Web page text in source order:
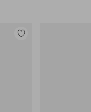
Lisää